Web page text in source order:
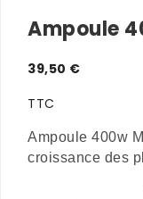
Ampoule
39,50 €
TTC
Ampoule 400w
croissance des